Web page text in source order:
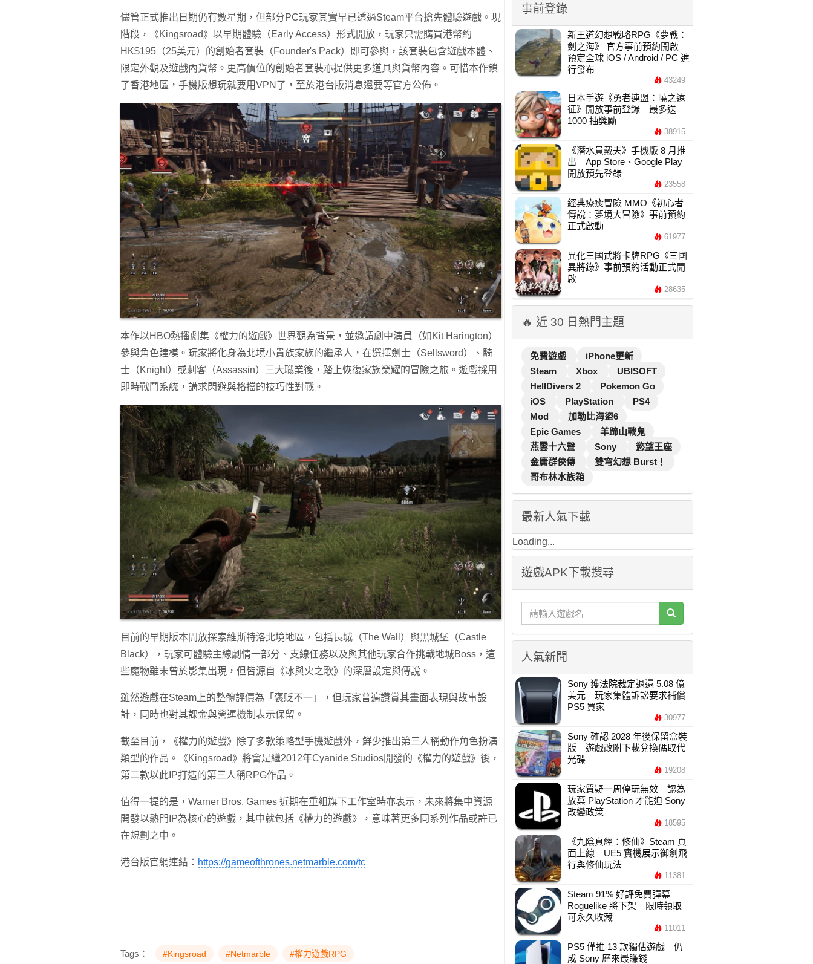
儘管正式推出日期仍有數星期，但部分PC玩家其實早已透過Steam平台搶先體驗遊戲。現
階段，《Kingsroad》以早期體驗（Early Access）形式開放，玩家只需購買港幣約
HK$195（25美元）的創始者套裝（Founder's Pack）即可參與，該套裝包含遊戲本體、
限定外觀及遊戲內貨幣。更高價位的創始者套裝亦提供更多道具與貨幣內容。可惜本作鎖
了香港地區，手機版想玩就要用VPN了，至於港台版消息還要等官方公佈。
本作以HBO熱播劇集《權力的遊戲》世界觀為背景，並邀請劇中演員（如Kit Harington）
參與角色建模。玩家將化身為北境小貴族家族的繼承人，在選擇劍士（Sellsword）、騎
士（Knight）或刺客（Assassin）三大職業後，踏上恢復家族榮耀的冒險之旅。遊戲採用
即時戰鬥系統，講求閃避與格擋的技巧性對戰。
目前的早期版本開放探索維斯特洛北境地區，包括長城（The Wall）與黑城堡（Castle
Black），玩家可體驗主線劇情一部分、支線任務以及與其他玩家合作挑戰地城Boss，這
些魔物雖未曾於影集出現，但皆源自《冰與火之歌》的深層設定與傳說。
雖然遊戲在Steam上的整體評價為「褒貶不一」，但玩家普遍讚賞其畫面表現與故事設
計，同時也對其課金與營運機制表示保留。
截至目前，《權力的遊戲》除了多款策略型手機遊戲外，鮮少推出第三人稱動作角色扮演
類型的作品。《Kingsroad》將會是繼2012年Cyanide Studios開發的《權力的遊戲》後，
第二款以此IP打造的第三人稱RPG作品。
值得一提的是，Warner Bros. Games 近期在重組旗下工作室時亦表示，未來將集中資源
開發以熱門IP為核心的遊戲，其中就包括《權力的遊戲》，意味著更多同系列作品或許已
在規劃之中。
港台版官網連結： https://gameofthrones.netmarble.com/tc
Tags： #Kingsroad #Netmarble #權力遊戲RPG
事前登錄
新王道幻想戰略RPG《夢戰：
劍之海》 官方事前預約開啟
預定全球 iOS / Android / PC 進
行發布
43249
日本手遊《勇者連盟：曉之遠
征》開放事前登錄 最多送
1000 抽獎勵
38915
《潛水員戴夫》手機版 8 月推
出 App Store、Google Play
開放預先登錄
23558
經典療癒冒險 MMO《初心者
傳說：夢境大冒險》事前預約
正式啟動
61977
異化三國武將卡牌RPG《三國
異將錄》事前預約活動正式開
啟
28635
🔥 近 30 日熱門主題
免費遊戲
iPhone更新
Steam
Xbox
UBISOFT
HellDivers 2
Pokemon Go
iOS
PlayStation
PS4
Mod
加勒比海盜6
Epic Games
羊蹄山戰鬼
燕雲十六聲
Sony
慾望王座
金庸群俠傳
雙穹幻想 Burst！
哥布林水族箱
最新人氣下載
Loading...
遊戲APK下載搜尋
人氣新聞
Sony 獲法院裁定退還 5.08 億
美元 玩家集體訴訟要求補償
PS5 買家
30977
Sony 確認 2028 年後保留盒裝
版 遊戲改附下載兌換碼取代
光碟
19208
玩家質疑一周停玩無效 認為
放棄 PlayStation 才能迫 Sony
改變政策
18595
《九陰真經：修仙》Steam 頁
面上線 UE5 實機展示御劍飛
行與修仙玩法
11381
Steam 91% 好評免費彈幕
Roguelike 將下架 限時領取
可永久收藏
11011
PS5 僅推 13 款獨佔遊戲 仍
成 Sony 歷來最賺錢